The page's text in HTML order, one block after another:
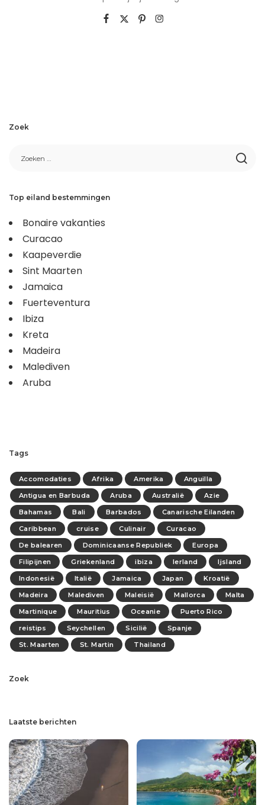
Zoek
Top eiland bestemmingen
Bonaire vakanties
Curacao
Kaapeverdie
Sint Maarten
Jamaica
Fuerteventura
Ibiza
Kreta
Madeira
Malediven
Aruba
Tags
Accomodaties Afrika Amerika
Anguilla
Antigua en Barbuda
Aruba Australië
Azie
Bahamas
Bali Barbados
Canarische Eilanden
Caribbean
cruise Culinair
Curacao
De balearen
Dominicaanse Republiek
Europa
Filipijnen
Griekenland ibiza Ierland
Ijsland
Indonesië
Italië Jamaica Japan
Kroatië
Madeira
Malediven Maleisië Mallorca
Malta
Martinique
Mauritius Oceanie
Puerto Rico
reistips
Seychellen Sicilië
Spanje
St. Maarten
St. Martin Thailand
Zoek
Laatste berichten